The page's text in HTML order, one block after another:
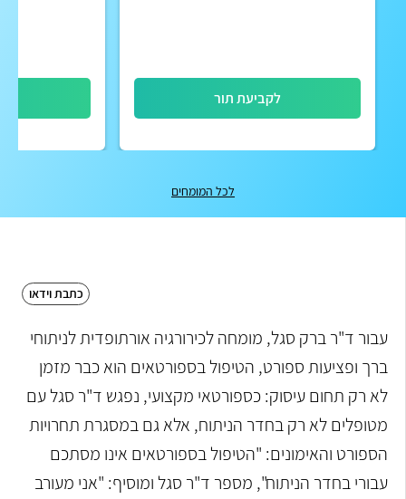
לקביעת תור
לכל המומחים
כתבת וידאו
עבור ד"ר ברק סגל, מומחה לכירורגיה אורתופדית לניתוחי
ברך ופציעות ספורט, הטיפול בספורטאים הוא כבר מזמן
לא רק תחום עיסוק: כספורטאי מקצועי, נפגש ד"ר סגל עם
מטופלים לא רק בחדר הניתוח, אלא גם במסגרת תחרויות
הספורט והאימונים: "הטיפול בספורטאים אינו מסתכם
עבורי בחדר הניתוח", מספר ד"ר סגל ומוסיף: "אני מעורב